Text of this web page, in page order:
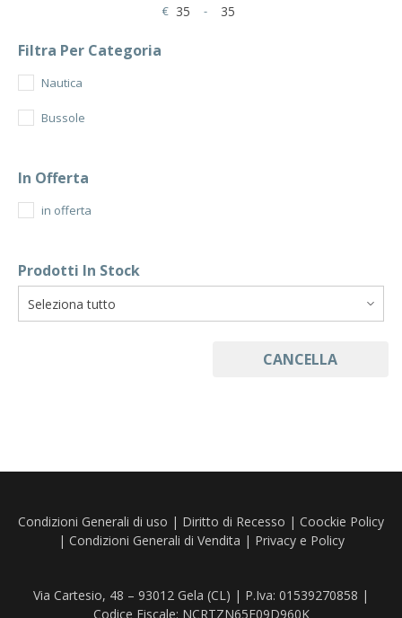
€
Minimum Price
-
Maximum Price
Filtra Per Categoria
Nautica
Bussole
In Offerta
in offerta
Prodotti In Stock
CANCELLA
Condizioni Generali di uso | Diritto di Recesso | Coockie Policy
| Condizioni Generali di Vendita | Privacy e Policy
Via Cartesio, 48 – 93012 Gela (CL) | P.Iva: 01539270858 |
Codice Fiscale: NCRTZN65E09D960K